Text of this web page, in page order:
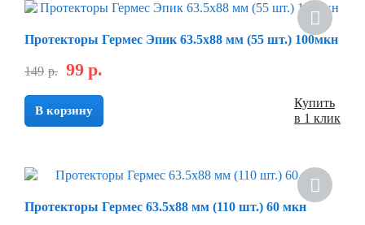
Скидка
Протекторы Гермес Эпик 63.5х88 мм (55 шт.) 100мкн
149 р. 99 р.
В корзину
Купить
в 1 клик
Протекторы Гермес 63.5х88 мм (110 шт.) 60 мкн